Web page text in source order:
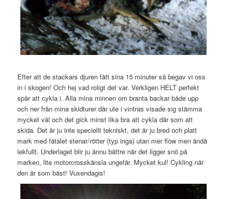
Efter att de stackars djuren fått sina 15 minuter så begav vi oss
in i skogen! Och hej vad roligt det var. Verkligen HELT perfekt
spår att cykla i. Alla mina minnen om branta backar både upp
och ner från mina skidturer där ute i vintras visade sig stämma
mycket väl och det gick minst lika bra att cykla där som att
skida. Det är ju inte speciellt tekniskt, det är ju bred och platt
mark med fåtalet stenar/rötter (typ inga) utan mer flow men ändå
lekfullt. Underlaget blir ju ännu bättre när det ligger snö på
marken, lite motorcrosskänsla ungefär. Mycket kul! Cykling när
den är som bäst! Vuxendagis!